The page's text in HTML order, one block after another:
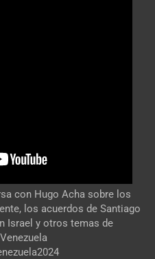
con Hugo Acha sobre los
los acuerdos de Santiago
Israel y otros temas de